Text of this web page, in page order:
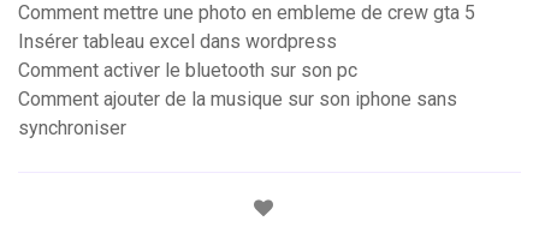
Comment mettre une photo en embleme de crew gta 5
Insérer tableau excel dans wordpress
Comment activer le bluetooth sur son pc
Comment ajouter de la musique sur son iphone sans
synchroniser